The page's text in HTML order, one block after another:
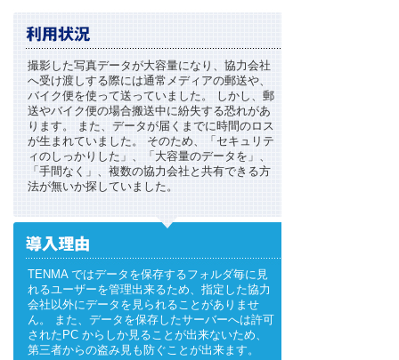
撮影した写真データが大容量になり、協力会社
へ受け渡しする際には通常メディアの郵送や、
バイク便を使って送っていました。 しかし、郵
送やバイク便の場合搬送中に紛失する恐れがあ
ります。 また、データが届くまでに時間のロス
が生まれていました。 そのため、「セキュリテ
ィのしっかりした」、「大容量のデータを」、
「手間なく」、複数の協力会社と共有できる方
法が無いか探していました。
TENMA ではデータを保存するフォルダ毎に見
れるユーザーを管理出来るため、指定した協力
会社以外にデータを見られることがありませ
ん。 また、データを保存したサーバーへは許可
されたPC からしか見ることが出来ないため、
第三者からの盗み見も防ぐことが出来ます。